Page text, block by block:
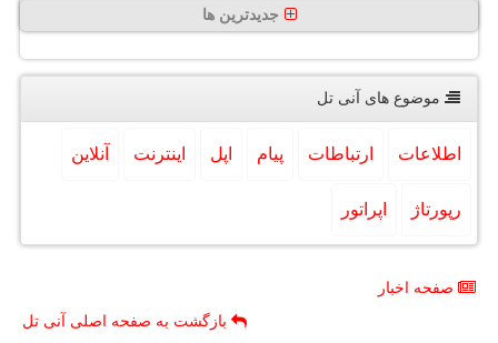
جدیدترین ها
موضوع های آنی تل
اطلاعات ارتباطات پیام اپل اینترنت آنلاین
رپورتاژ اپراتور
صفحه اخبار
بازگشت به صفحه اصلی آنی تل